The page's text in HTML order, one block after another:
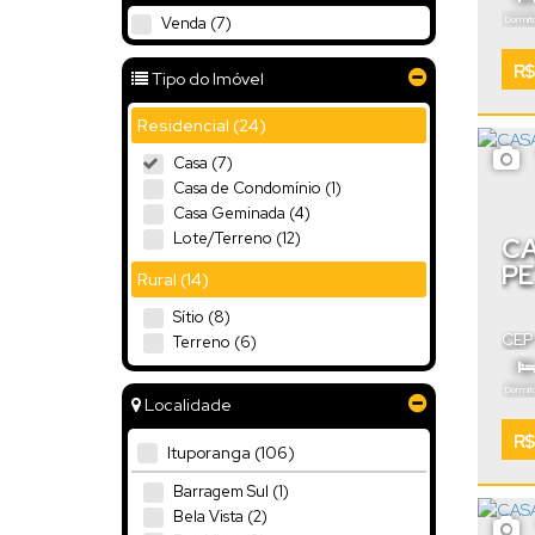
Venda (7)
Tipo do Imóvel
Residencial (24)
Casa (7)
Casa de Condomínio (1)
Casa Geminada (4)
Lote/Terreno (12)
Rural (14)
Sítio (8)
Terreno (6)
Localidade
Ituporanga (106)
Barragem Sul (1)
Bela Vista (2)
R$
.00
R$
.80